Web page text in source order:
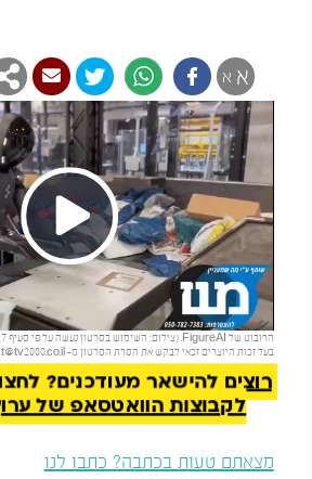
א א
Play
Video
בעל זכות היוצרים זכאי לבקש את הסרת הסרטון מ-
להמשך קריאה
רוצים להישאר מעודכנים?
לקבוצות הוואטסאפ של ערוץ 2000
מצאתם טעות בכתבה? כתבו לנו